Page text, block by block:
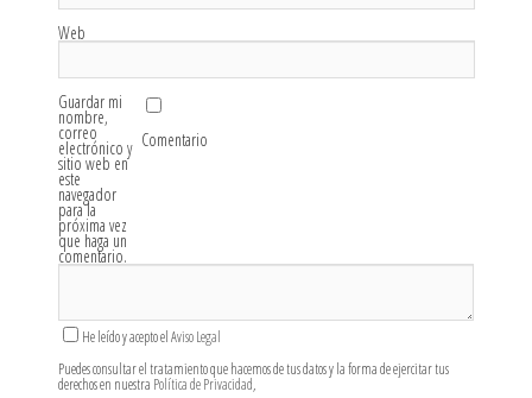
Web
Guardar mi
nombre,
correo
electrónico y
sitio web en
este
navegador
para la
próxima vez
que haga un
comentario.
Comentario
He leído y acepto elAviso Legal
Puedes consultar el tratamiento que hacemos de tus datos y la forma de ejercitar tus
derechos en nuestra Política de Privacidad,